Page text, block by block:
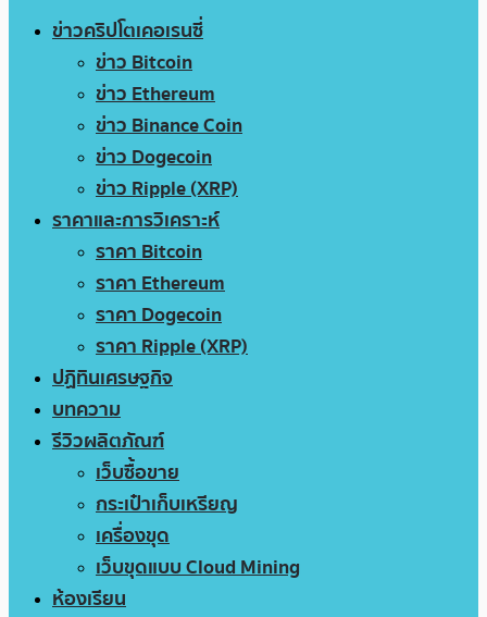
ข่าวคริปโตเคอเรนซี่
ข่าว Bitcoin
ข่าว Ethereum
ข่าว Binance Coin
ข่าว Dogecoin
ข่าว Ripple (XRP)
ราคาและการวิเคราะห์
ราคา Bitcoin
ราคา Ethereum
ราคา Dogecoin
ราคา Ripple (XRP)
ปฏิทินเศรษฐกิจ
บทความ
รีวิวผลิตภัณฑ์
เว็บซื้อขาย
กระเป๋าเก็บเหรียญ
เครื่องขุด
เว็บขุดแบบ Cloud Mining
ห้องเรียน